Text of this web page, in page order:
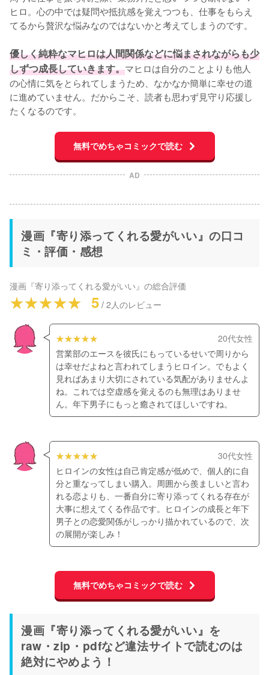
ヒロ。心の中では疑問や抵抗感を覚えつつも、仕事をもらえ
てるから贅沢な悩みなのではないかと考えてしまうのです。
優しく純粋なマヒロは人間関係などに悩まされながらも少
しずつ成長していきます。マヒロは自分のことよりも他人
の心情に気をとられてしまうため、なかなか簡単に幸せの道
に進めていません。だからこそ、読者も思わず見守り応援し
たくなるのです。
無料でめちゃコミックで読む
AD
漫画『寄り添ってくれる愛がいい』の口コ
ミ・評価・感想
漫画『寄り添ってくれる愛がいい』 の総合評価
5 / 2 人のレビュー
20代女性
営業部のエースを彼氏にもっているせいで周りから
は幸せだよねと言われてしまうヒロイン。でもよく
見ればあまり大切にされている気配がありませんよ
ね。これでは空虚感を覚えるのも無理はありませ
ん。年下男子にもっと癒されてほしいですね。
30代女性
ヒロインの女性は自己肯定感が低めで、個人的に自
分と重なってしまい購入。周囲から羨ましいと言わ
れる恋よりも、一番自分に寄り添ってくれる存在が
大事に想えてくる作品です。ヒロインの成長と年下
男子との恋愛関係がしっかり描かれているので、次
の展開が楽しみ！
無料でめちゃコミックで読む
漫画『寄り添ってくれる愛がいい』を
raw・zip・pdfなど違法サイトで読むのは
絶対にやめよう！